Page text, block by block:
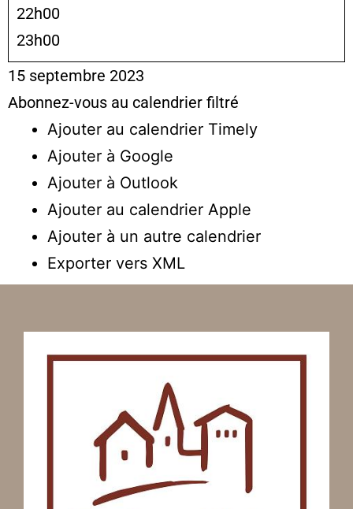
22h00
23h00
15 septembre 2023
Abonnez-vous au calendrier filtré
Ajouter au calendrier Timely
Ajouter à Google
Ajouter à Outlook
Ajouter au calendrier Apple
Ajouter à un autre calendrier
Exporter vers XML